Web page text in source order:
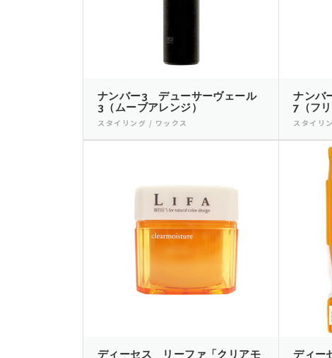
ナンバー3 デューサーヴェール
3（ムーブアレンジ）
スタイリング / ワックス
ナンバ
7（フ
スタイリ
ディーセス リーファ「クリアモ
ディー